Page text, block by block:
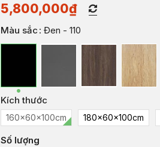
5,800,000₫
Màu sắc : Đen - 110
Kích thước
160x60x100cm 180x60x100cm
Số lượng